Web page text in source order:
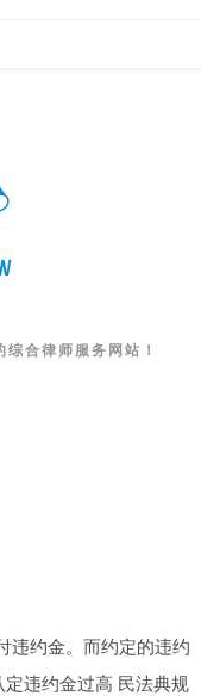
合律师服务网站！
违约金。而约定的违约
违约金过高 民法典规